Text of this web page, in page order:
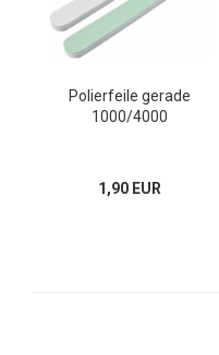
Polierfeile gerade
1000/4000
1,90 EUR